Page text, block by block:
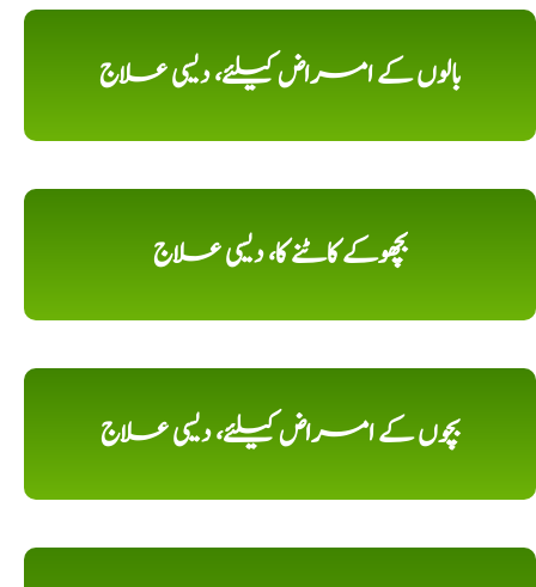
بالوں کے امراض کیلئے، دیسی علاج
بچھوکے کاٹنے کا، دیسی علاج
بچوں کے امراض کیلئے، دیسی علاج